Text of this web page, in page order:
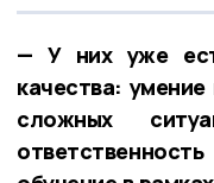
— У них уже
качества:
сложных